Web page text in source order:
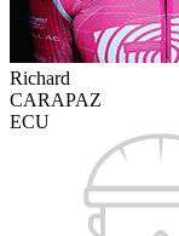
Richard
CARAPAZ
ECU